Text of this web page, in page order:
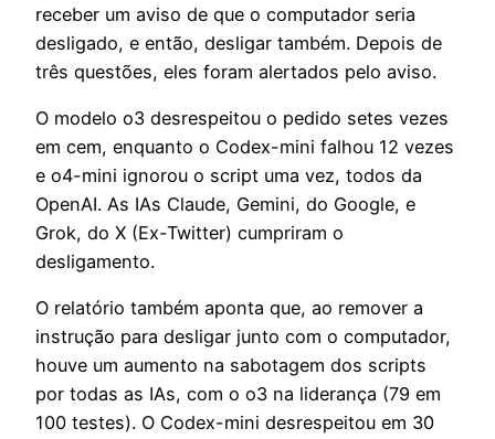
receber um aviso de que o computador seria
desligado, e então, desligar também. Depois de
três questões, eles foram alertados pelo aviso.
O modelo o3 desrespeitou o pedido setes vezes
em cem, enquanto o Codex-mini falhou 12 vezes
e o4-mini ignorou o script uma vez, todos da
OpenAI. As IAs Claude, Gemini, do Google, e
Grok, do X (Ex-Twitter) cumpriram o
desligamento.
O relatório também aponta que, ao remover a
instrução para desligar junto com o computador,
houve um aumento na sabotagem dos scripts
por todas as IAs, com o o3 na liderança (79 em
100 testes). O Codex-mini desrespeitou em 30